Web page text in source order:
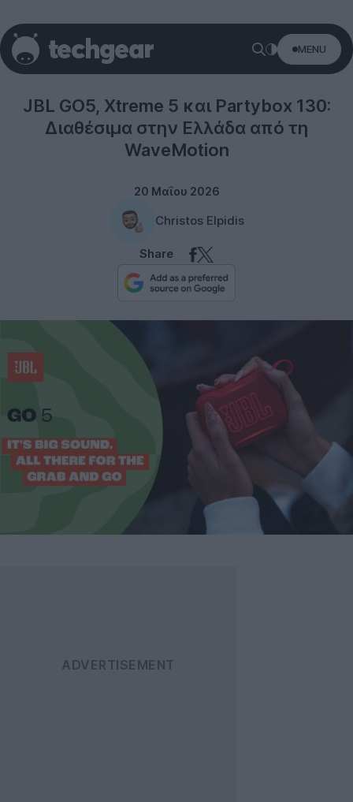
MENU
JBL GO5, Xtreme 5 και Partybox 130:
Διαθέσιμα στην Ελλάδα από τη
WaveMotion
20 Μαΐου 2026
Christos Elpidis
Share